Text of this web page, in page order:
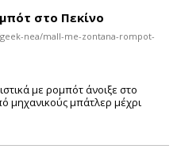
στο Πεκίνο
nea/mall-me-zontana-rompot-
με ρομπότ άνοιξε στο
μηχανικούς μπάτλερ μέχρι